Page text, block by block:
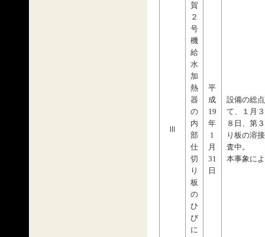
賀
２
号
機
給
水
加
熱
器
の
内
部
仕
切
り
板
の
ひ
び
に
平
成
19
年
1
月
31
日
設備の総
て、１月
８日、第
り板の溶
査中。
本事象に